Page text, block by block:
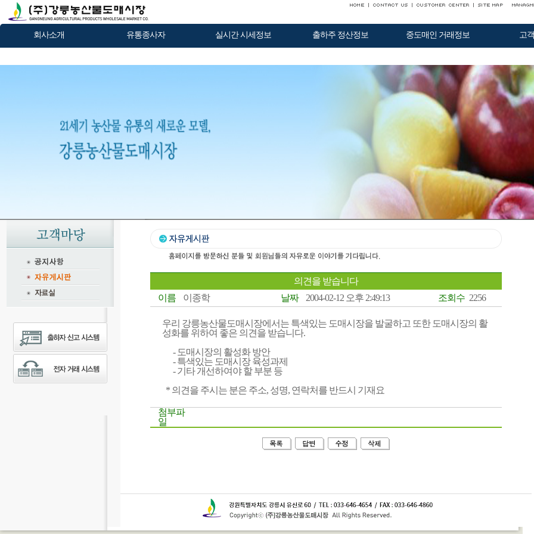
회사소개 유통종사자 실시간 시세정보 출하주 정산정보 중도매인 거래정보 고
의견을 받습니다
이름
이종학 날짜 2004-02-12 오후 2:49:13 조회수 2256
우리 강릉농산물도매시장에서는 특색있는 도매시장을 발굴하고 또한 도매시장의 활
성화를 위하여 좋은 의견을 받습니다.
- 도매시장의 활성화 방안
- 특색있는 도매시장 육성과제
- 기타 개선하여야 할 부분 등
* 의견을 주시는 분은 주소, 성명, 연락처를 반드시 기재요
첨부파
일